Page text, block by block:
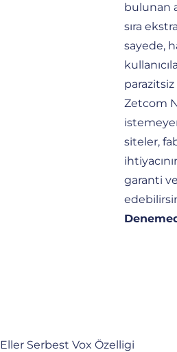
bulunan
sıra
sayede,
Zetcom
siteler,
garanti
Eller Serbest Vox Özelligi